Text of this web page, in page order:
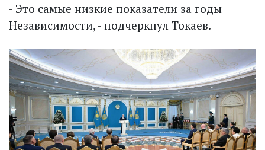
- Это самые низкие показатели за годы
Независимости, - подчеркнул Токаев.